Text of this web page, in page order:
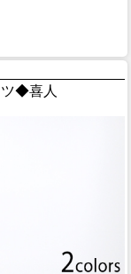
ツ◆喜人